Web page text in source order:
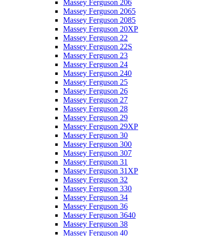
Massey Ferguson 206
Massey Ferguson 2065
Massey Ferguson 2085
Massey Ferguson 20XP
Massey Ferguson 22
Massey Ferguson 22S
Massey Ferguson 23
Massey Ferguson 24
Massey Ferguson 240
Massey Ferguson 25
Massey Ferguson 26
Massey Ferguson 27
Massey Ferguson 28
Massey Ferguson 29
Massey Ferguson 29XP
Massey Ferguson 30
Massey Ferguson 300
Massey Ferguson 307
Massey Ferguson 31
Massey Ferguson 31XP
Massey Ferguson 32
Massey Ferguson 330
Massey Ferguson 34
Massey Ferguson 36
Massey Ferguson 3640
Massey Ferguson 38
Massey Ferguson 40